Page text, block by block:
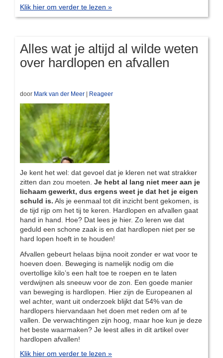
Klik hier om verder te lezen »
Alles wat je altijd al wilde weten
over hardlopen en afvallen
door Mark van der Meer | Reageer
Je kent het wel: dat gevoel dat je kleren net wat strakker
zitten dan zou moeten. Je hebt al lang niet meer aan je
lichaam gewerkt, dus ergens weet je dat het je eigen
schuld is. Als je eenmaal tot dit inzicht bent gekomen, is
de tijd rijp om het tij te keren. Hardlopen en afvallen gaat
hand in hand. Hoe? Dat lees je hier. Zo leren we dat
geduld een schone zaak is en dat hardlopen niet per se
hard lopen hoeft in te houden!
Afvallen gebeurt helaas bijna nooit zonder er wat voor te
hoeven doen. Beweging is namelijk nodig om die
overtollige kilo’s een halt toe te roepen en te laten
verdwijnen als sneeuw voor de zon. Een goede manier
van beweging is hardlopen. Hier zijn de Europeanen al
wel achter, want uit onderzoek blijkt dat 54% van de
hardlopers hiervandaan het doen met reden om af te
vallen. De verwachtingen zijn hoog, maar hoe kun je deze
het beste waarmaken? Je leest alles in dit artikel over
hardlopen afvallen!
Klik hier om verder te lezen »